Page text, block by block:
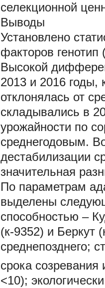
селекционной
Выводы
Установлено
факторов
Высокой
2013 и 2016 годы,
отклонялась от
складывались в
урожайности по
среднегодовым.
дестабилизации
значительная
По параметрам
выделены
способностью –
(к-9352) и Беркут
среднепозднего;
срока созревания
<10);